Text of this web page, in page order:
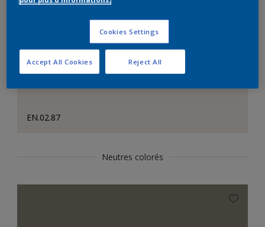
EN.02.87
Neutres colorés
Cookies Settings
Reject All
Accept All Cookies